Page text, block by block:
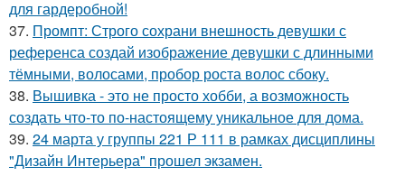
для гардеробной!
37. Промпт: Строго сохрани внешность девушки с
референса создай изображение девушки с длинными
тёмными, волосами, пробор роста волос сбоку.
38. Вышивка - это не просто хобби, а возможность
создать что-то по-настоящему уникальное для дома.
39. 24 марта у группы 221 Р 111 в рамках дисциплины
"Дизайн Интерьера" прошел экзамен.